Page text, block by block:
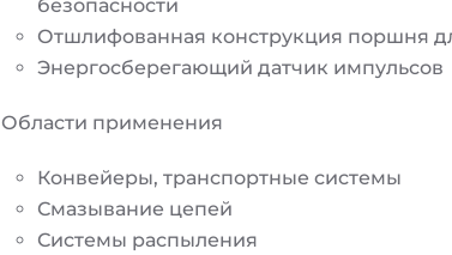
безопасности
Отшлифованная конструкция поршня
Энергосберегающий датчик импульсов
Области применения
Конвейеры, транспортные системы
Смазывание цепей
Системы распыления